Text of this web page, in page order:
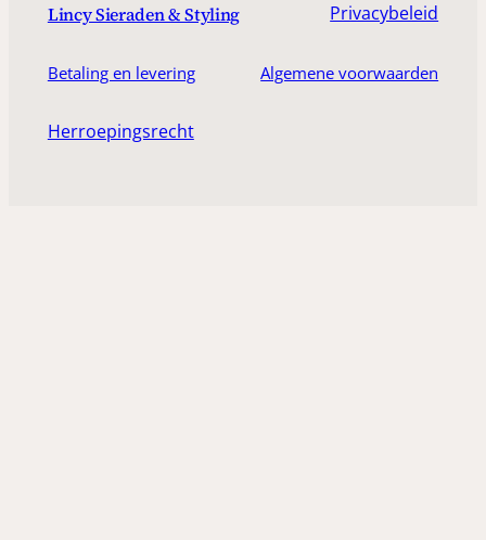
Lincy Sieraden & Styling Privacybeleid
Betaling en levering Algemene voorwaarden
Herroepingsrecht